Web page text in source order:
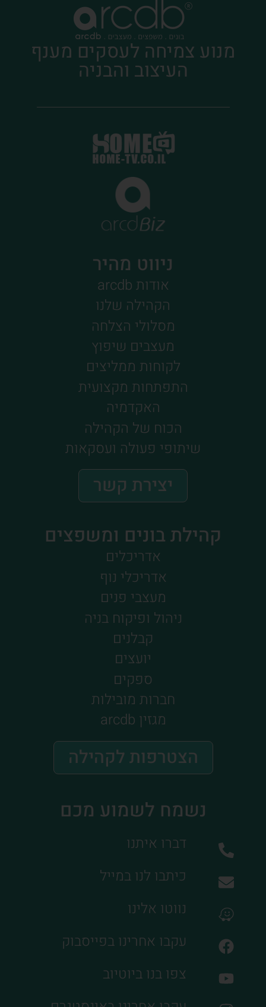
מנוע צמיחה לעסקים מענף
העיצוב והבניה
ניווט מהיר
אודות arcdb
הקהילה שלנו
מסלולי הצלחה
מעצבים שיפוץ
לקוחות ממליצים
התפתחות מקצועית
האקדמיה
הכוח של הקהילה
שיתופי פעולה ועסקאות
יצירת קשר
קהילת בונים ומשפצים
אדריכלים
אדריכלי נוף
מעצבי פנים
ניהול ופיקוח בניה
קבלנים
יועצים
ספקים
חברות מובילות
מגזין arcdb
הצטרפות לקהילה
נשמח לשמוע מכם
דברו איתנו
כיתבו לנו במייל
נווטו אלינו
עקבו אחרינו בפייסבוק
צפו בנו ביוטיוב